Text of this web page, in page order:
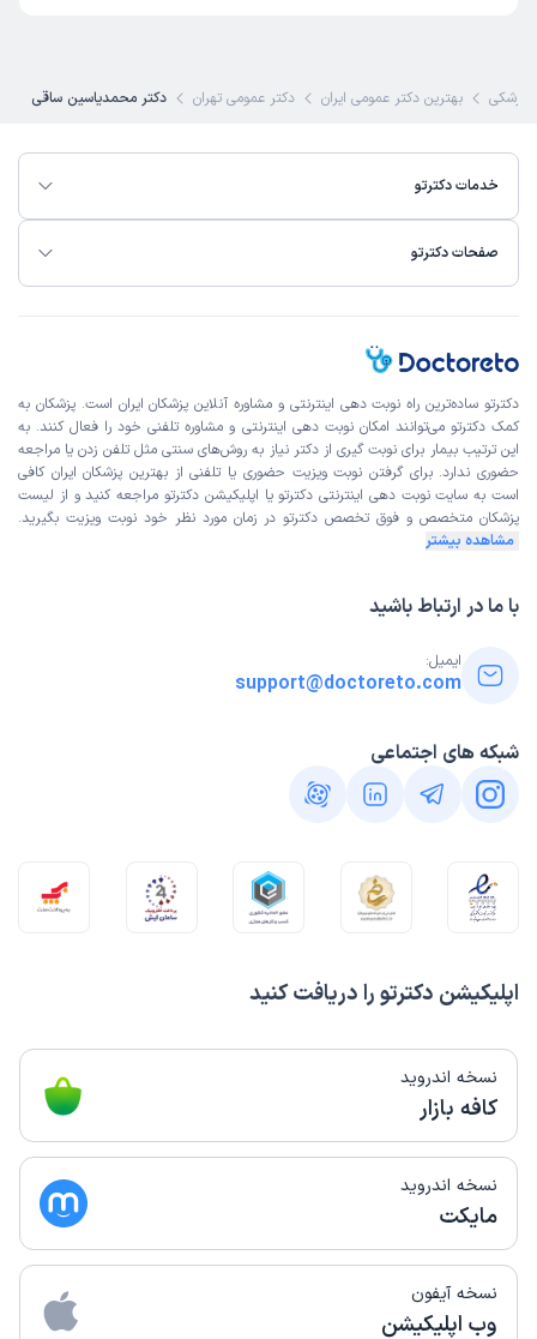
بهترین دکتر عمومی ایران دکتر عمومی تهران دکتر محمدیاسین ساقی
خدمات دکترتو
صفحات دکترتو
اپلیکیشن دکترتو را دریافت کنید
نسخه اندروید
کافه بازار
نسخه اندروید
مایکت
نسخه آیفون
وب اپلیکیشن
دکترتو ساده‌ترین راه نوبت‌ دهی اینترنتی و مشاوره آنلاین پزشکان ایران است. پزشکان به
کمک دکترتو می‌توانند امکان نوبت دهی اینترنتی و مشاوره تلفنی خود را فعال کنند. به
این ترتیب بیمار برای نوبت گیری از دکتر نیاز به روش‌های سنتی مثل تلفن زدن یا مراجعه
حضوری ندارد. برای گرفتن نوبت ویزیت حضوری یا تلفنی از بهترین پزشکان ایران کافی
است به سایت نوبت دهی اینترنتی دکترتو یا اپلیکیشن دکترتو مراجعه کنید و از لیست
پزشکان متخصص و فوق تخصص دکترتو در زمان مورد نظر خود نوبت ویزیت بگیرید.
مشاهده بیشتر
با ما در ارتباط باشید
ایمیل:
support@doctoreto.com
شبکه های اجتماعی